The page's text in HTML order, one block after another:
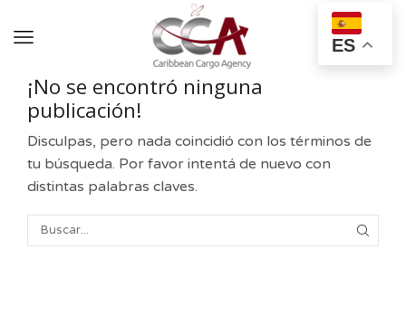
ES
¡No se encontró ninguna
publicación!
Disculpas, pero nada coincidió con los términos de
tu búsqueda. Por favor intentá de nuevo con
distintas palabras claves.